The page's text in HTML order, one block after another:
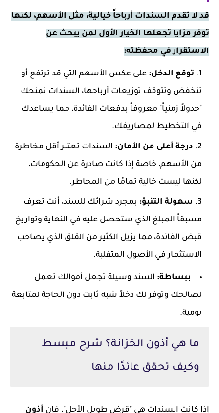
قد لا تقدم السندات أرباحاً خيالية، مثل الأسهم، لكنها
توفر مزايا تجعلها الخيار الأول لمن يبحث عن
الاستقرار في محفظته:
توقع الدخل: على عكس الأسهم التي قد ترتفع أو
تنخفض وتتوقف توزيعات أرباحها، السندات تمنحك
"جدولاً زمنياً" معروفاً بدفعات الفائدة، مما يساعدك
في التخطيط لمصاريفك.
درجة أعلى من الأمان: السندات تعتبر أقل مخاطرة
من الأسهم، خاصة إذا كانت صادرة عن الحكومات،
لكنها ليست خالية تمامًا من المخاطر.
سهولة التنبؤ: بمجرد شرائك للسند، أنت تعرف
مسبقاً المبلغ الذي ستحصل عليه في النهاية وتواريخ
قبض الفائدة، مما يزيل الكثير من القلق الذي يصاحب
الاستثمار في الأصول المتقلبة.
ببساطة: السند وسيلة تجعل أموالك تعمل
لصالحك وتوفر لك دخلاً شبه ثابت دون الحاجة لمتابعة
يومية.
ما هي أذون الخزانة؟ شرح مبسط
وكيف تحقق عائدًا منها
إذا كانت السندات هي "قرض طويل الأجل"، فإن أذون